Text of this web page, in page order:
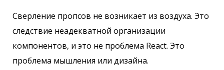
Сверление пропсов не возникает из воздуха. Это
следствие неадекватной организации
компонентов, и это не проблема React. Это
проблема мышления или дизайна.